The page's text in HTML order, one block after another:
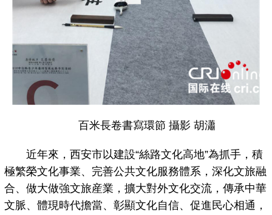
百米長卷書寫環節 攝影 胡瀟
近年來，西安市以建設“絲路文化高地”為抓手，積
極繁榮文化事業、完善公共文化服務體系，深化文旅融
合、做大做強文旅産業，擴大對外文化交流，傳承中華
文脈、體現時代擔當、彰顯文化自信、促進民心相通，